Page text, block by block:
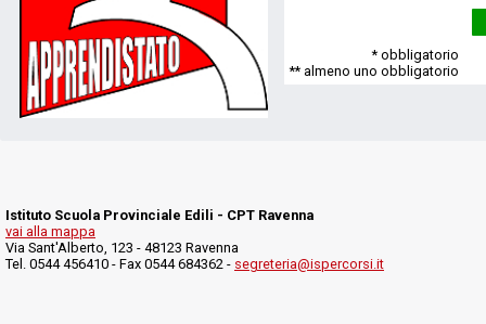
* obbligatorio
** almeno uno obbligatorio
Istituto Scuola Provinciale Edili - CPT Ravenna
vai alla mappa
Via Sant'Alberto, 123 - 48123 Ravenna
Tel. 0544 456410 - Fax 0544 684362 - segreteria@ispercorsi.it